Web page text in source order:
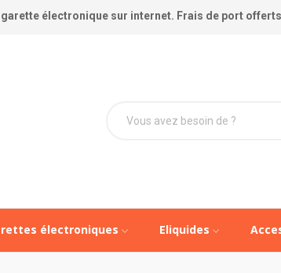
électronique sur internet. Frais de port
électroniques Eliquides